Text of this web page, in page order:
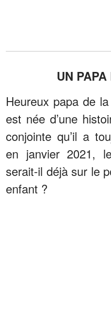
UN
Heureux papa de
est née d’une
conjointe qu’il a
en janvier 2021,
serait-il déjà sur le
enfant ?